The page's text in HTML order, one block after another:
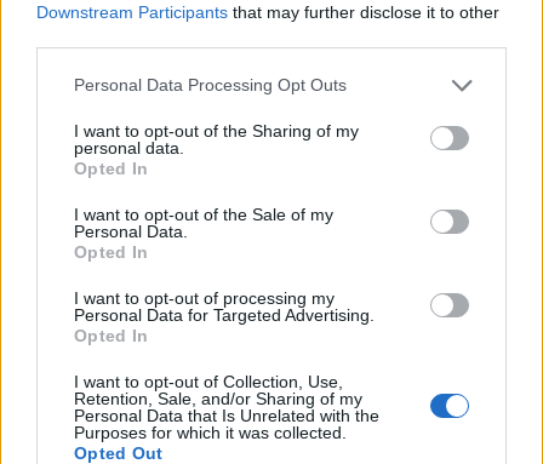
Downstream Participants that may further disclose it to other
Personal Data Processing Opt Outs
I want to opt-out of the Sharing of my
personal data.
Opted In
I want to opt-out of the Sale of my
Personal Data.
Opted In
I want to opt-out of processing my
Personal Data for Targeted Advertising.
Opted In
I want to opt-out of Collection, Use,
Retention, Sale, and/or Sharing of my
Personal Data that Is Unrelated with the
Purposes for which it was collected.
Opted Out
Under de fyra veckorna på praktiken fick Brimstedt
vara med om de flesta delarna av processen, och han
gjorde ett mycket gott intryck.
– Han tar för sig på ett mycket positivt sätt. Han är
orädd och samtidigt nyfiken, säger vd Mats